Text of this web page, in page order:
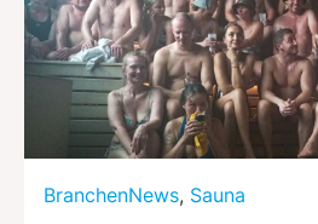
BranchenNews, Sauna